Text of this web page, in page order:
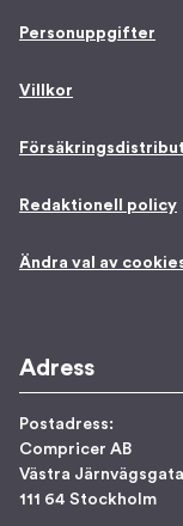
Personuppgifter
Villkor
Redaktionell policy
Ändra val av
Adress
Postadress:
Compricer AB
Västra
111 64 Stockholm